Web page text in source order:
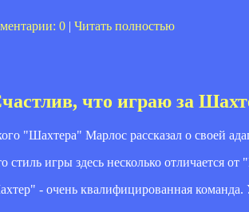
0 | Читать полностью
что играю за
"Шахтера" Марлос рассказал о своей
стиль игры здесь несколько отличается от
- очень квалифицированная команда.